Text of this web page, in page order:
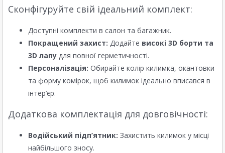
Сконфігуруйте свій ідеальний комплект:
Доступні комплекти в салон та багажник.
Покращений захист: Додайте високі 3D борти та
3D лапу для повної герметичності.
Персоналізація: Обирайте колір килимка, окантовки
та форму комірок, щоб килимок ідеально вписався в
інтер’єр.
Додаткова комплектація для довговічності:
Водійський підп’ятник: Захистить килимок у місці
найбільшого зносу.